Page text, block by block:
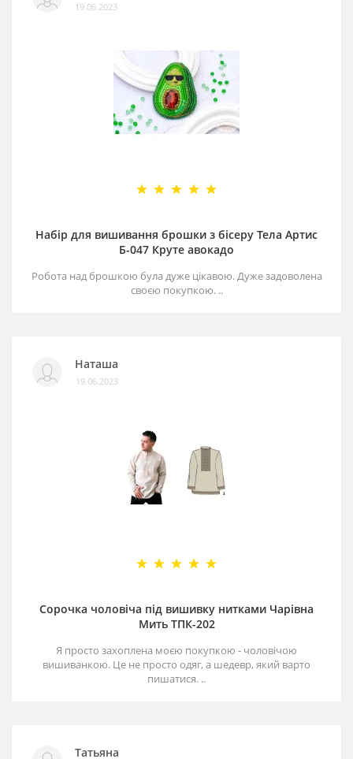
19.06.2023
Набір для вишивання брошки з бісеру Тела Артис
Б-047 Круте авокадо
Робота над брошкою була дуже цікавою. Дуже задоволена
своєю покупкою. ..
Наташа
19.06.2023
Сорочка чоловіча під вишивку нитками Чарівна
Мить ТПК-202
Я просто захоплена моєю покупкою - чоловічою
вишиванкою. Це не просто одяг, а шедевр, який варто
пишатися. ..
Татьяна